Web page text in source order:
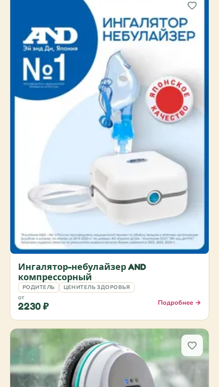
Ингалятор-небулайзер AND
компрессорный
РОДИТЕЛЬ ЦЕНИТЕЛЬ ЗДОРОВЬЯ
от
2230 ₽ Подробнее →